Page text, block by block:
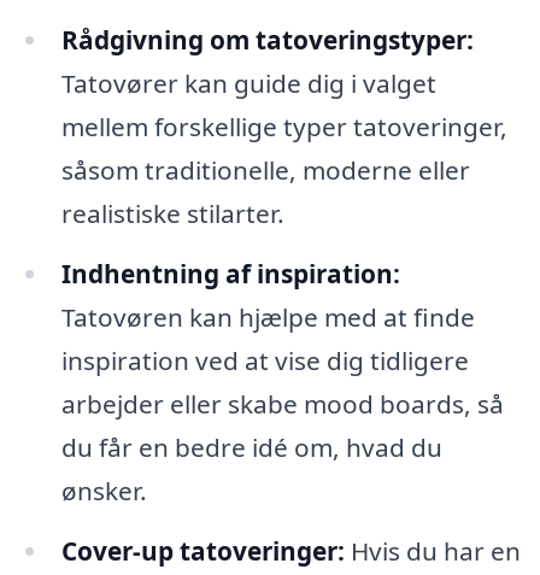
Rådgivning om tatoveringstyper:
Tatovører kan guide dig i valget
mellem forskellige typer tatoveringer,
såsom traditionelle, moderne eller
realistiske stilarter.
Indhentning af inspiration:
Tatovøren kan hjælpe med at finde
inspiration ved at vise dig tidligere
arbejder eller skabe mood boards, så
du får en bedre idé om, hvad du
ønsker.
Cover-up tatoveringer: Hvis du har en